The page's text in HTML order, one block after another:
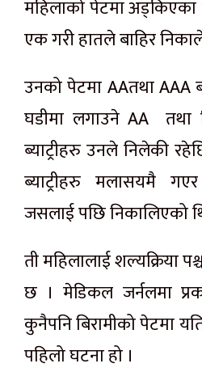
महिलाको पेटमा अड्किएका
एक गरी हातले बाहिर
उनको पेटमा AAतथा AAA
घडीमा लगाउने AA तथा
ब्याट्रीहरु उनले निलेकी
ब्याट्रीहरु मलासयमै
जसलाई पछि निकालिएको
ती महिलालाई शल्यक्रिया
छ । मेडिकल जर्नलमा
कुनैपनि बिरामीको पेटमा
पहिलो घटना हो ।